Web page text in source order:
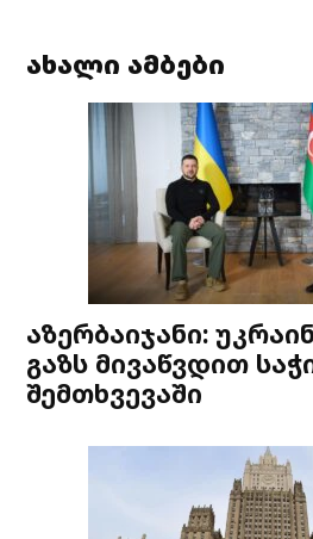
ახალი ამბები
აზერბაიჯანი:
გაზს მივაწვდით
შემთხვევაში